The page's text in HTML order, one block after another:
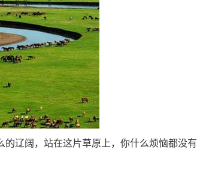
辽阔，站在这片草原上，你什么烦恼都没有